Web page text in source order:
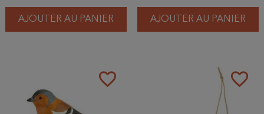
AJOUTER AU PANIER AJOUTER AU PANIER
favorite_border favorite_border